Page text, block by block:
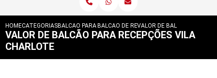
HOMECATEGORIASBALCAO PARA RECEPCAOBALCAO DE RECEPCAO ABC
VALOR DE BALCAO PARA
VALOR DE BALCÃO PARA RECEPÇÕES VILA
CHARLOTE